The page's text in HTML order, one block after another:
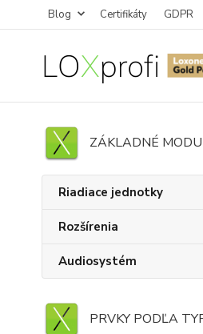
Blog Certifikáty GDPR
ZÁKLADNÉ
Riadiace jednotky
Rozšírenia
Audiosystém
PRVKY PODĽA